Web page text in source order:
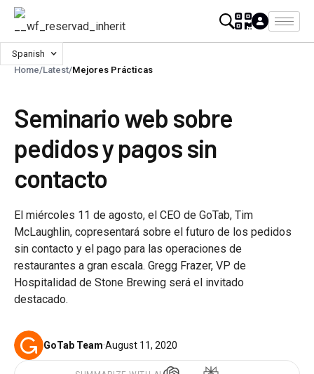
Spanish
Home/Latest/Mejores Prácticas
Seminario web sobre
pedidos y pagos sin
contacto
El miércoles 11 de agosto, el CEO de GoTab, Tim
McLaughlin, copresentará sobre el futuro de los pedidos
sin contacto y el pago para las operaciones de
restaurantes a gran escala. Gregg Frazer, VP de
Hospitalidad de Stone Brewing será el invitado
destacado.
GoTab Team·August 11, 2020